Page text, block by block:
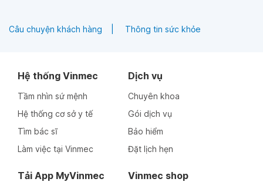
Câu chuyện khách hàng Thông tin sức khỏe
Hệ thống Vinmec
Tầm nhìn sứ mệnh
Hệ thống cơ sở y tế
Tìm bác sĩ
Làm việc tại Vinmec
Dịch vụ
Chuyên khoa
Gói dịch vụ
Bảo hiểm
Đặt lịch hẹn
Tải App MyVinmec Vinmec shop